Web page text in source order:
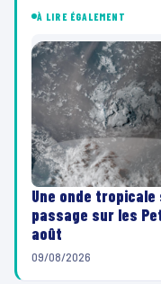
À LIRE ÉGALEMENT
Une onde
passage sur les
août
09/08/2026